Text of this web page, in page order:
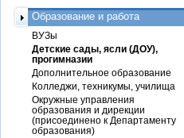
Образование и работа
ВУЗы
Детские сады, ясли (ДОУ),
прогимназии
Дополнительное образование
Колледжи, техникумы, училища
Окружные управления
образования и дирекции
(присоединено к Департаменту
образования)